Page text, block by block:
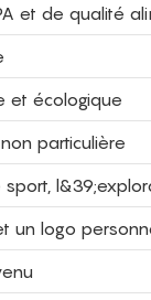
et de qualité
et écologique
particulière
sport,
un logo